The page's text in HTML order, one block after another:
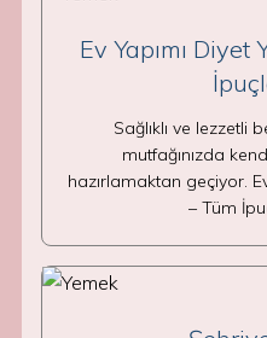
Ev Yapımı Diyet
Sağlıklı ve lezzetli
mutfağınızda
hazırlamaktan geçiyor.
– Tüm